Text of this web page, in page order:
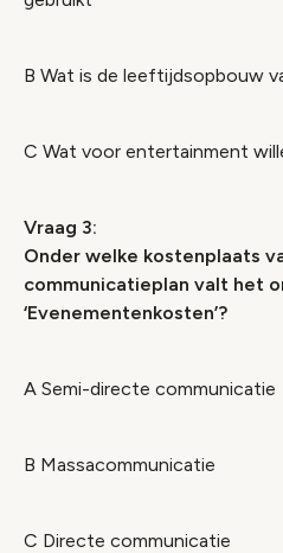
B Wat is de leeftijdsopbouw
C Wat voor entertainment
Vraag 3:
Onder welke kostenplaats
communicatieplan valt het
‘Evenementenkosten’?
A Semi-directe communicatie
B Massacommunicatie
C Directe communicatie